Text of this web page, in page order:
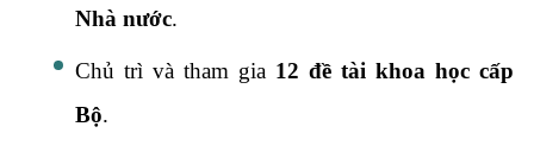
Nhà nước.
Chủ trì và tham gia 12 đề tài khoa học cấp
Bộ.